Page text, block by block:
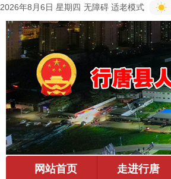
2026年8月6日 星期四 无障碍 适老模式